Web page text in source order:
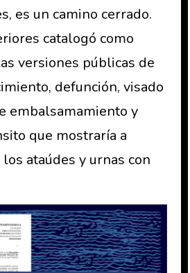
es un camino cerrado.
catalogó como
versiones públicas de
defunción, visado
embalsamamiento y
que mostraría a
ataúdes y urnas con